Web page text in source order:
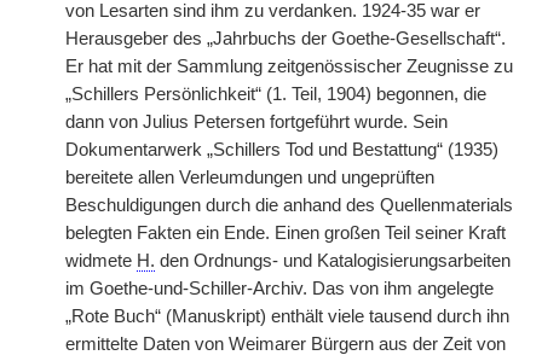
von Lesarten sind ihm zu verdanken. 1924-35 war er
Herausgeber des „Jahrbuchs der Goethe-Gesellschaft“.
Er hat mit der Sammlung zeitgenössischer Zeugnisse zu
„Schillers Persönlichkeit“ (1. Teil, 1904) begonnen, die
dann von Julius Petersen fortgeführt wurde. Sein
Dokumentarwerk „Schillers Tod und Bestattung“ (1935)
bereitete allen Verleumdungen und ungeprüften
Beschuldigungen durch die anhand des Quellenmaterials
belegten Fakten ein Ende. Einen großen Teil seiner Kraft
widmete H. den Ordnungs- und Katalogisierungsarbeiten
im Goethe-und-Schiller-Archiv. Das von ihm angelegte
„Rote Buch“ (Manuskript) enthält viele tausend durch ihn
ermittelte Daten von Weimarer Bürgern aus der Zeit von